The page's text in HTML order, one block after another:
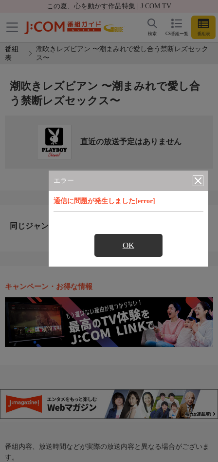
この夏、心を動かす作品特集 | J:COM TV
CS番組一覧 番組表
検索
番組
表
潮吹きレズビアン 〜潮まみれで愛し合う禁断レズセック
ス〜
エラー
通信に問題が発生しました[error]
OK
潮吹きレズビアン 〜潮まみれで愛し合
う禁断レズセックス〜
直近の放送予定はありません
同じジャンルのおすすめ番組
キャンペーン・お得な情報
番組内容、放送時間などが実際の放送内容と異なる場合がございま
す。